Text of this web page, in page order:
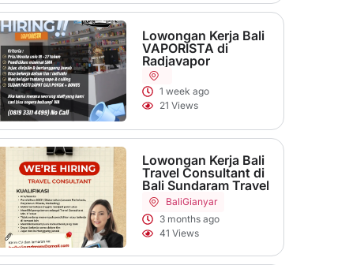
Lowongan Kerja Bali
VAPORISTA di
Radjavapor
1 week ago
21 Views
Lowongan Kerja Bali
Travel Consultant di
Bali Sundaram Travel
BaliGianyar
3 months ago
41 Views